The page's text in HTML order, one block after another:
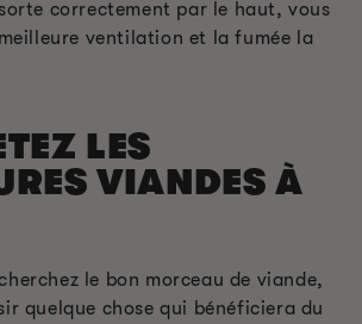
correctement par le haut, vous
ventilation et la fumée la
LES
VIANDES À
le bon morceau de viande,
quelque chose qui bénéficiera du